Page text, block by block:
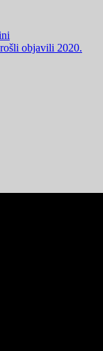
objavili 2020.